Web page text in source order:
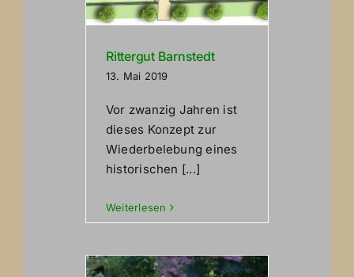
Rittergut Barnstedt
13. Mai 2019
Vor zwanzig Jahren ist
dieses Konzept zur
Wiederbelebung eines
historischen [...]
Weiterlesen